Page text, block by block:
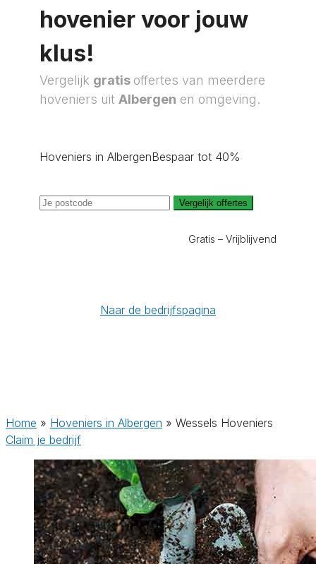
hovenier voor jouw
klus!
Vergelijk gratis offertes van meerdere
hoveniers uit Albergen en omgeving.
Hoveniers in AlbergenBespaar tot 40%
Vergelijk offertes
Gratis – Vrijblijvend
Naar de bedrijfspagina
Home » Hoveniers in Albergen » Wessels Hoveniers
Claim je bedrijf